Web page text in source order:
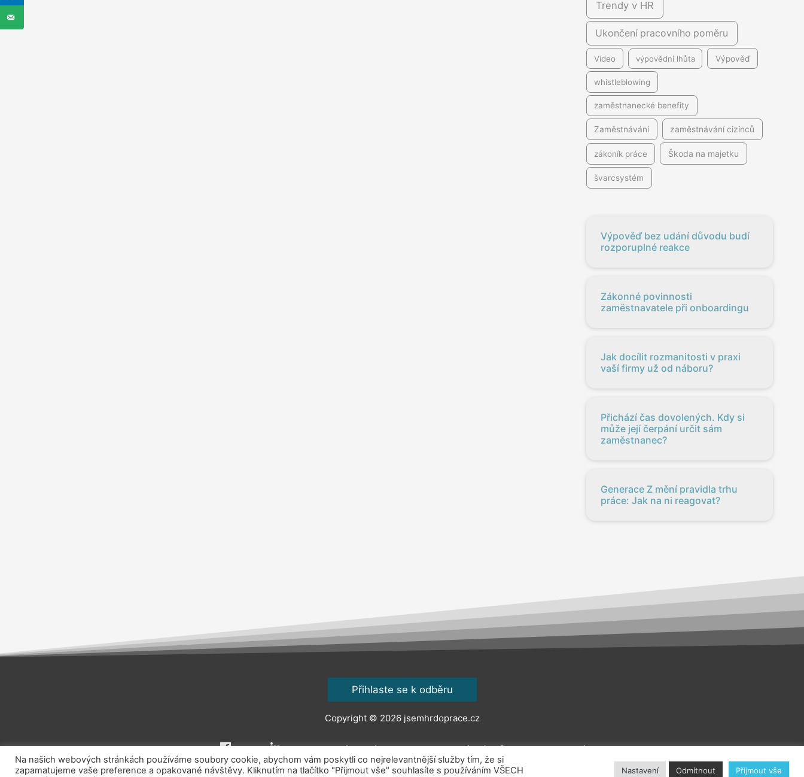
Trendy v HR
Ukončení pracovního poměru
Video výpovědní lhůta Výpověď
whistleblowing
zaměstnanecké benefity
Zaměstnávání zaměstnávání cizinců
zákoník práce Škoda na majetku
švarcsystém
Výpověď bez udání důvodu budí
rozporuplné reakce
Zákonné povinnosti
zaměstnavatele při onboardingu
Jak docílit rozmanitosti v praxi
vaší firmy už od náboru?
Přichází čas dovolených. Kdy si
může její čerpání určit sám
zaměstnanec?
Generace Z mění pravidla trhu
práce: Jak na ni reagovat?
Přihlaste se k odběru
Copyright © 2026 jsemhrdoprace.cz
Obchodní podmínky Ochrana osobních údajů Kontakt O nás
Na našich webových stránkách používáme soubory cookie, abychom vám poskytli co nejrelevantnější služby tím, že si
zapamatujeme vaše preference a opakované návštěvy. Kliknutím na tlačítko "Přijmout vše" souhlasíte s používáním VŠECH
Nastavení Odmítnout Přijmout vše